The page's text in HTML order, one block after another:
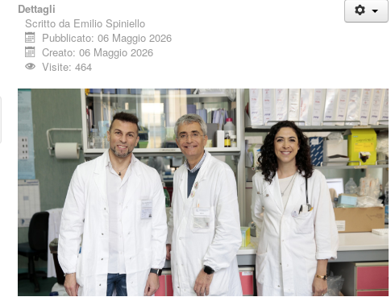
Dettagli
Scritto da Emilio Spiniello
Pubblicato: 06 Maggio 2026
Creato: 06 Maggio 2026
Visite: 464